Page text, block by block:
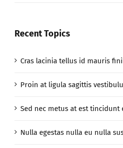
Recent Topics
Cras lacinia tellus id mauris
Proin at ligula sagittis
Sed nec metus at est tincidunt
Nulla egestas nulla eu nulla